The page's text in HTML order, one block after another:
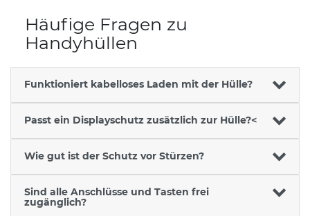
Häufige Fragen zu
Handyhüllen
Funktioniert kabelloses Laden mit der Hülle?
Passt ein Displayschutz zusätzlich zur Hülle?<
Wie gut ist der Schutz vor Stürzen?
Sind alle Anschlüsse und Tasten frei
zugänglich?